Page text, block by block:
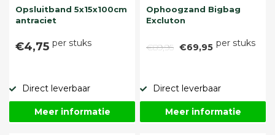
Opsluitband 5x15x100cm
antraciet
€4,75 per stuks
Direct leverbaar
Meer informatie
Ophoogzand Bigbag
Excluton
€89,95 €69,95 per stuks
Direct leverbaar
Meer informatie